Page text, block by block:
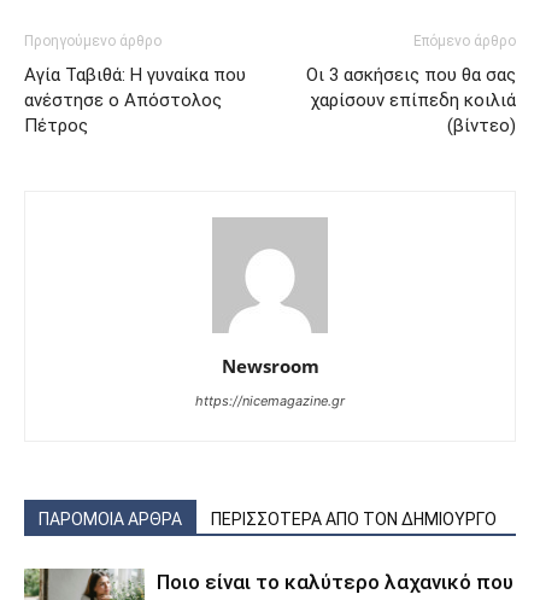
Προηγούμενο άρθρο
Αγία Ταβιθά: Η γυναίκα που
ανέστησε ο Απόστολος
Πέτρος
Επόμενο άρθρο
Οι 3 ασκήσεις που θα σας
χαρίσουν επίπεδη κοιλιά
(βίντεο)
Newsroom
https://nicemagazine.gr
ΠΑΡΟΜΟΙΑ ΑΡΘΡΑ ΠΕΡΙΣΣΟΤΕΡΑ ΑΠΟ ΤΟΝ ΔΗΜΙΟΥΡΓΟ
Ποιο είναι το καλύτερο λαχανικό που